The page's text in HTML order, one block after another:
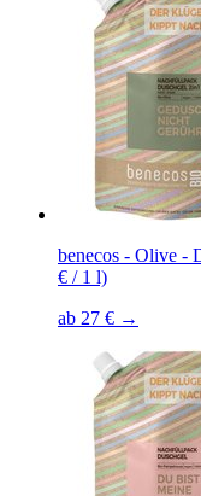
benecos - Olive -
€ / 1 l)
ab 27 € →